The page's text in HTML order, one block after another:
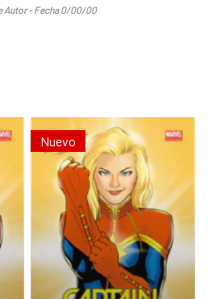
Autor - Fecha 0/00/00
Nuevo